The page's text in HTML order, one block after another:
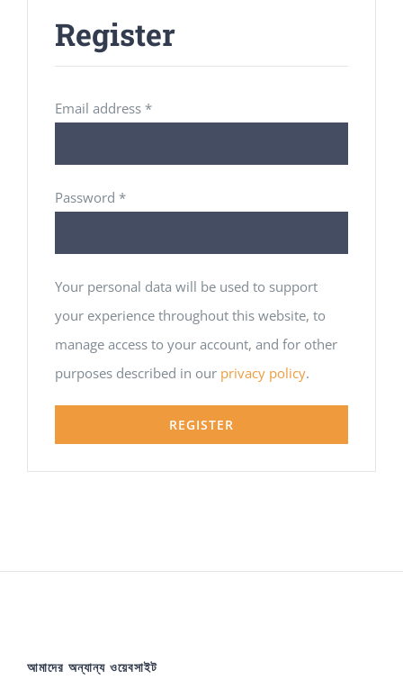
Register
Email address *Required
Password *Required
Your personal data will be used to support
your experience throughout this website, to
manage access to your account, and for other
purposes described in our privacy policy.
REGISTER
আমাদের অন্যান্য ওয়েবসাইট